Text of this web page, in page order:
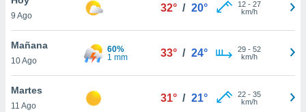
y
en
más
9 Ago
32° / 20° 12- 27
km/h
Mañana
10 Ago
60%
1 mm
33° / 24° 29- 52
km/h
Martes
11 Ago
31° / 21° 22- 35
km/h